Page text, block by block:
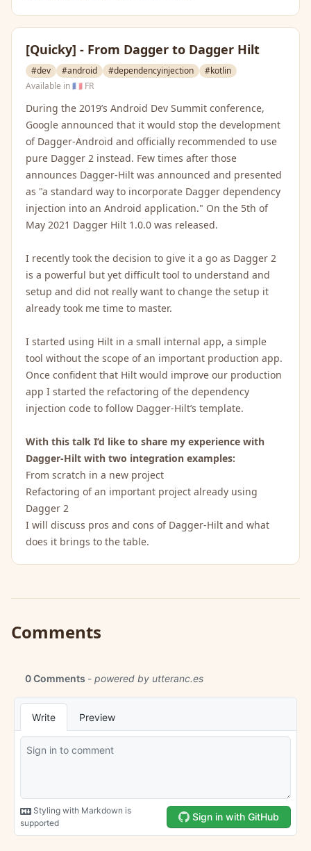
[Quicky] - From Dagger to Dagger Hilt
#dev #android #dependencyinjection
#kotlin
Available in🇫🇷 FR
During the 2019’s Android Dev Summit conference,
Google announced that it would stop the development
of Dagger-Android and officially recommended to use
pure Dagger 2 instead. Few times after those
announces Dagger-Hilt was announced and presented
as "a standard way to incorporate Dagger dependency
injection into an Android application." On the 5th of
May 2021 Dagger Hilt 1.0.0 was released.
I recently took the decision to give it a go as Dagger 2
is a powerful but yet difficult tool to understand and
setup and did not really want to change the setup it
already took me time to master.
I started using Hilt in a small internal app, a simple
tool without the scope of an important production app.
Once confident that Hilt would improve our production
app I started the refactoring of the dependency
injection code to follow Dagger-Hilt’s template.
With this talk I’d like to share my experience with
Dagger-Hilt with two integration examples:
From scratch in a new project
Refactoring of an important project already using
Dagger 2
I will discuss pros and cons of Dagger-Hilt and what
does it brings to the table.
Comments